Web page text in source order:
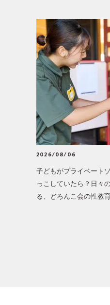
2026/08/06
子どもがプライベート
っこしていたら？日々
る、どろんこ会の性教